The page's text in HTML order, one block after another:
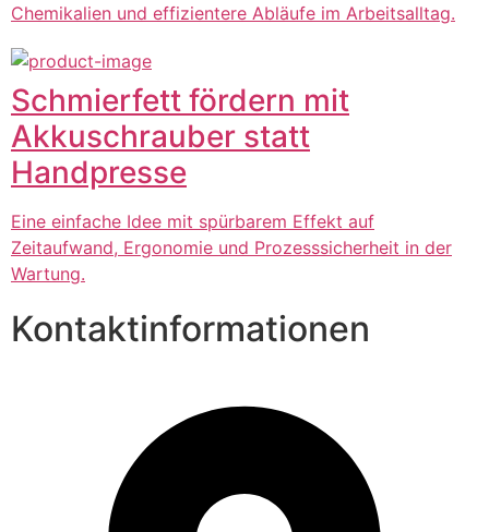
Chemikalien und effizientere Abläufe im Arbeitsalltag.
Schmierfett fördern mit
Akkuschrauber statt
Handpresse
Eine einfache Idee mit spürbarem Effekt auf
Zeitaufwand, Ergonomie und Prozesssicherheit in der
Wartung.
Kontaktinformationen